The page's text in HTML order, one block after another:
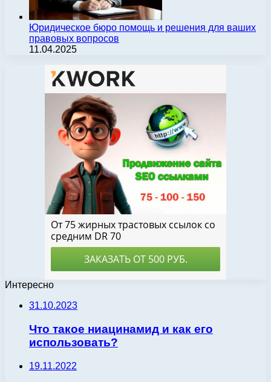
Юридическое бюро помощь и решения для ваших
правовых вопросов
11.04.2025
Интересно
31.10.2023
Что такое ниацинамид и как его
использовать?
19.11.2022